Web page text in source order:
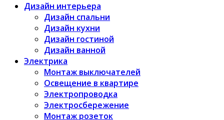
Дизайн интерьера
Дизайн спальни
Дизайн кухни
Дизайн гостиной
Дизайн ванной
Электрика
Монтаж выключателей
Освещение в квартире
Электропроводка
Электросбережение
Монтаж розеток